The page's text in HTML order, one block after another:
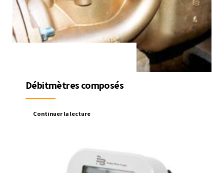
Débitmètres composés
Continuer la lecture